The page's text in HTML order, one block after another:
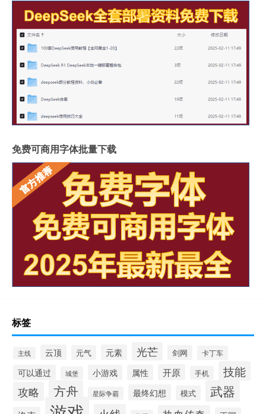
免费可商用字体批量下载
标签
主线 云顶 元气 元素 光芒 剑网 卡丁车
可以通过 城堡 小游戏 属性 开原 手机 技能
攻略 方舟 星际争霸 最终幻想 模式 武器